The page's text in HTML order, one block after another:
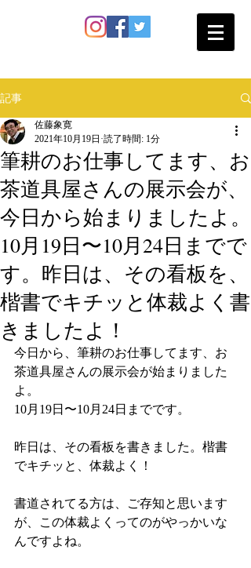
記事
筆耕のお仕事してます、お
茶道具屋さんの展示会が、
今日から始まりましたよ。
10月19日〜10月24日までで
す。昨日は、その看板を、
楷書でキチッと体裁よく書
きましたよ！
佐藤象寛
2021年10月19日 読了時間: 1分
今日から、筆耕のお仕事してます、お
茶道具屋さんの展示会が始まりました
よ。
10月19日〜10月24日までです。
昨日は、その看板を書きました。楷書
でキチッと、体裁よく！
書道されてる方は、ご存知と思います
が、この体裁よくってのがやっかいな
んですよね。